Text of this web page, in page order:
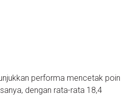
performa mencetak poin
dengan rata-rata 18,4